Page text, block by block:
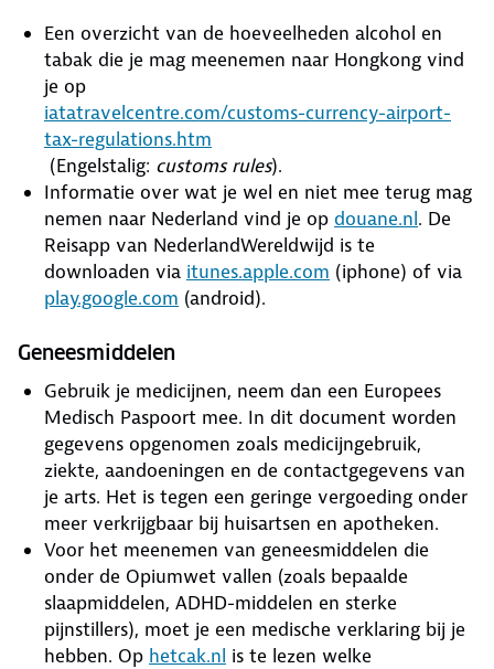
Een overzicht van de hoeveelheden alcohol en
tabak die je mag meenemen naar Hongkong vind
je op
iatatravelcentre.com/customs-currency-airport-
tax-regulations.htm
(Engelstalig: customs rules).
Informatie over wat je wel en niet mee terug mag
nemen naar Nederland vind je op douane.nl. De
Reisapp van NederlandWereldwijd is te
downloaden via itunes.apple.com (iphone) of via
play.google.com (android).
Geneesmiddelen
Gebruik je medicijnen, neem dan een Europees
Medisch Paspoort mee. In dit document worden
gegevens opgenomen zoals medicijngebruik,
ziekte, aandoeningen en de contactgegevens van
je arts. Het is tegen een geringe vergoeding onder
meer verkrijgbaar bij huisartsen en apotheken.
Voor het meenemen van geneesmiddelen die
onder de Opiumwet vallen (zoals bepaalde
slaapmiddelen, ADHD-middelen en sterke
pijnstillers), moet je een medische verklaring bij je
hebben. Op hetcak.nl is te lezen welke